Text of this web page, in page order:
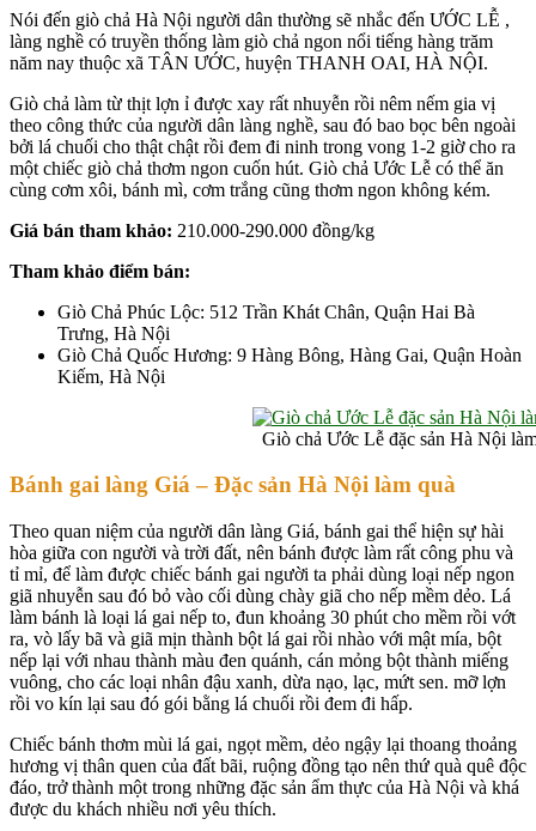
Nói đến giò chả Hà Nội người dân thường sẽ nhắc đến ƯỚC LỄ ,
làng nghề có truyền thống làm giò chả ngon nổi tiếng hàng trăm
năm nay thuộc xã TÂN ƯỚC, huyện THANH OAI, HÀ NỘI.
Giò chả làm từ thịt lợn ỉ được xay rất nhuyễn rồi nêm nếm gia vị
theo công thức của người dân làng nghề, sau đó bao bọc bên ngoài
bởi lá chuối cho thật chật rồi đem đi ninh trong vong 1-2 giờ cho ra
một chiếc giò chả thơm ngon cuốn hút. Giò chả Ước Lễ có thể ăn
cùng cơm xôi, bánh mì, cơm trắng cũng thơm ngon không kém.
Giá bán tham khảo: 210.000-290.000 đồng/kg
Tham khảo điểm bán:
Giò Chả Phúc Lộc: 512 Trần Khát Chân, Quận Hai Bà
Trưng, Hà Nội
Giò Chả Quốc Hương: 9 Hàng Bông, Hàng Gai, Quận Hoàn
Kiếm, Hà Nội
Giò chả Ước Lễ đặc sản Hà Nội
Bánh gai làng Giá – Đặc sản Hà Nội làm quà
Theo quan niệm của người dân làng Giá, bánh gai thể hiện sự hài
hòa giữa con người và trời đất, nên bánh được làm rất công phu và
tỉ mỉ, để làm được chiếc bánh gai người ta phải dùng loại nếp ngon
giã nhuyễn sau đó bỏ vào cối dùng chày giã cho nếp mềm dẻo. Lá
làm bánh là loại lá gai nếp to, đun khoảng 30 phút cho mềm rồi vớt
ra, vò lấy bã và giã mịn thành bột lá gai rồi nhào với mật mía, bột
nếp lại với nhau thành màu đen quánh, cán mỏng bột thành miếng
vuông, cho các loại nhân đậu xanh, dừa nạo, lạc, mứt sen. mỡ lợn
rồi vo kín lại sau đó gói bằng lá chuối rồi đem đi hấp.
Chiếc bánh thơm mùi lá gai, ngọt mềm, dẻo ngậy lại thoang thoảng
hương vị thân quen của đất bãi, ruộng đồng tạo nên thứ quà quê độc
đáo, trở thành một trong những đặc sản ẩm thực của Hà Nội và khá
được du khách nhiều nơi yêu thích.